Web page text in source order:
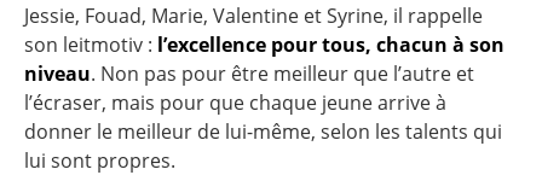
Jessie, Fouad, Marie, Valentine et Syrine, il rappelle
son leitmotiv : l’excellence pour tous, chacun à son
niveau. Non pas pour être meilleur que l’autre et
l’écraser, mais pour que chaque jeune arrive à
donner le meilleur de lui-même, selon les talents qui
lui sont propres.